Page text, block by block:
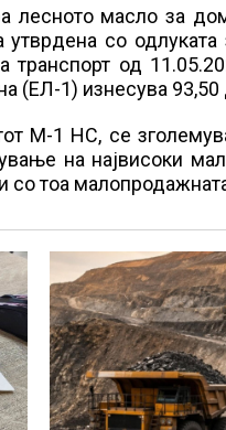
лесното масло за
со
транспорт од
(ЕЛ-1) изнесува 93,50
М-1 НС, се
на највисоки
со тоа